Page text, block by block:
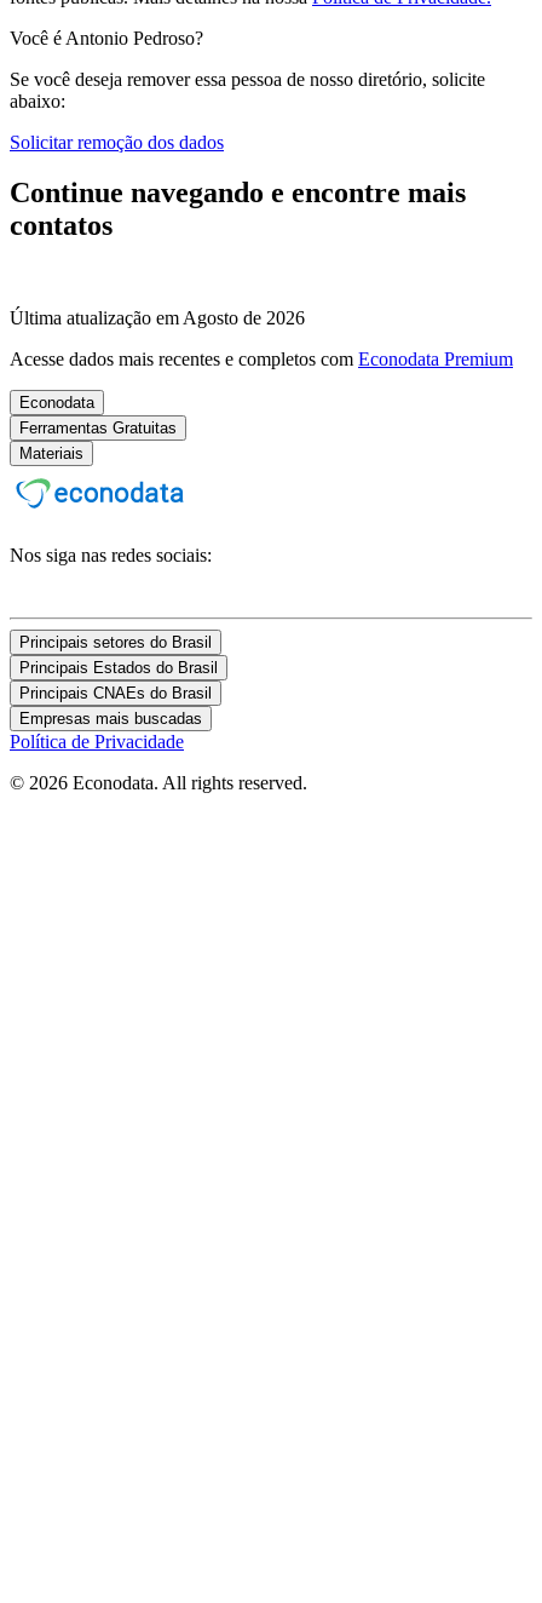
Você é Antonio Pedroso?
Se você deseja remover essa pessoa de nosso diretório, solicite
abaixo:
Solicitar remoção dos dados
Continue navegando e encontre mais
contatos
Última atualização em Agosto de 2026
Acesse dados mais recentes e completos com Econodata Premium
Econodata
Ferramentas Gratuitas
Materiais
Nos siga nas redes sociais:
Principais setores do Brasil
Principais Estados do Brasil
Principais CNAEs do Brasil
Empresas mais buscadas
Política de Privacidade
© 2026 Econodata. All rights reserved.